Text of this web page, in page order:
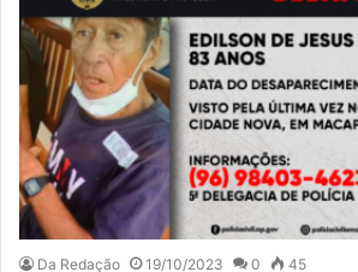
Da Redação 19/10/2023 0 45